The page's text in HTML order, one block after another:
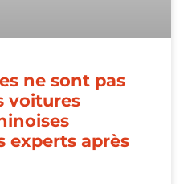
ne sont pas
voitures
experts après